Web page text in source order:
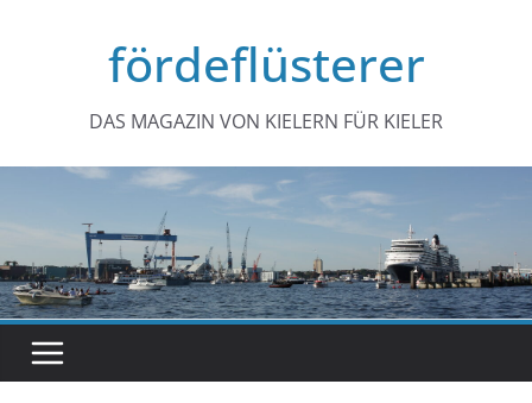
fördeflüsterer
DAS MAGAZIN VON KIELERN FÜR KIELER